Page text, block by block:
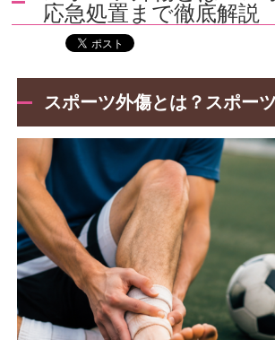
応急処置まで徹底解説
スポーツ外傷とは？スポー